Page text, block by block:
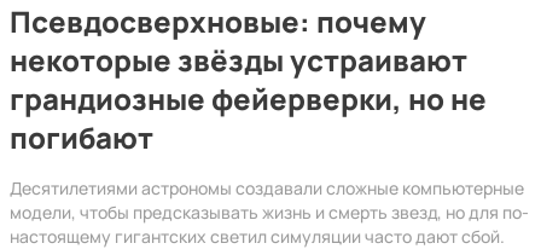
Псевдосверхновые: почему
некоторые звёзды устраивают
грандиозные фейерверки, но не
погибают
Десятилетиями астрономы создавали сложные компьютерные
модели, чтобы предсказывать жизнь и смерть звезд, но для по-
настоящему гигантских светил симуляции часто дают сбой.